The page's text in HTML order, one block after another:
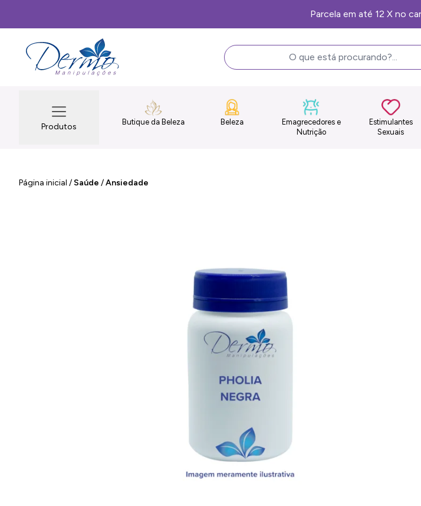
Frete Grátis, consulte
Produtos Butique da Beleza Beleza
Emagrecedores e
Nutrição
Estimulantes
Sexuais
Página inicial / Saúde /Ansiedade